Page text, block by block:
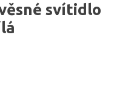
svítidlo